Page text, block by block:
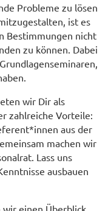
Probleme zu lösen
ist es
Bestimmungen nicht
zu können. Dabei
wir Dir als
zahlreiche Vorteile:
aus der
machen wir
Lass uns
ausbauen
einen Überblick